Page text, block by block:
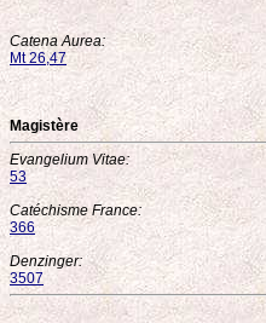
Catena Aurea:
Mt 26,47
Magistère
Evangelium Vitae:
53
Catéchisme France:
366
Denzinger:
3507